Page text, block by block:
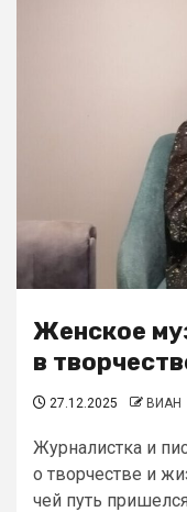
Женское
в
27.12.2025 ВИАН
Журналистка и
о творчестве и
чей путь